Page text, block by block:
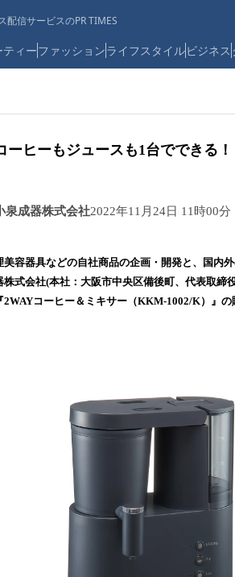
配信サービスのPR TIMES
ティーファッションライフスタイルビジネス
ーヒーもジュースも1台でできる
泉成器株式会社2022年11月24日 11時00分
美容器具などの自社商品の企画・開発と、国内
株式会社(本社：大阪市中央区備後町、代表取締
『2WAYコーヒー＆ミキサー（KKM-1002/K）』